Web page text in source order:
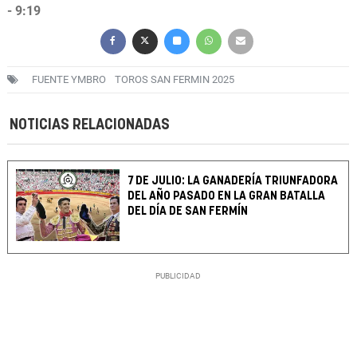
- 9:19
FUENTE YMBRO TOROS SAN FERMIN 2025
NOTICIAS RELACIONADAS
7 DE JULIO: LA GANADERÍA TRIUNFADORA
DEL AÑO PASADO EN LA GRAN BATALLA
DEL DÍA DE SAN FERMÍN